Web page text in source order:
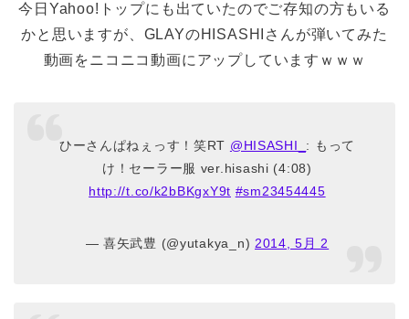
今日Yahoo!トップにも出ていたのでご存知の方もいる
かと思いますが、GLAYのHISASHIさんが弾いてみた
動画をニコニコ動画にアップしていますｗｗｗ
ひーさんぱねぇっす！笑RT @HISASHI_ : もって
け！セーラー服 ver.hisashi (4:08)
http://t.co/k2bBKgxY9t #sm23454445
— 喜矢武豊 (@yutakya_n) 2014, 5月 2